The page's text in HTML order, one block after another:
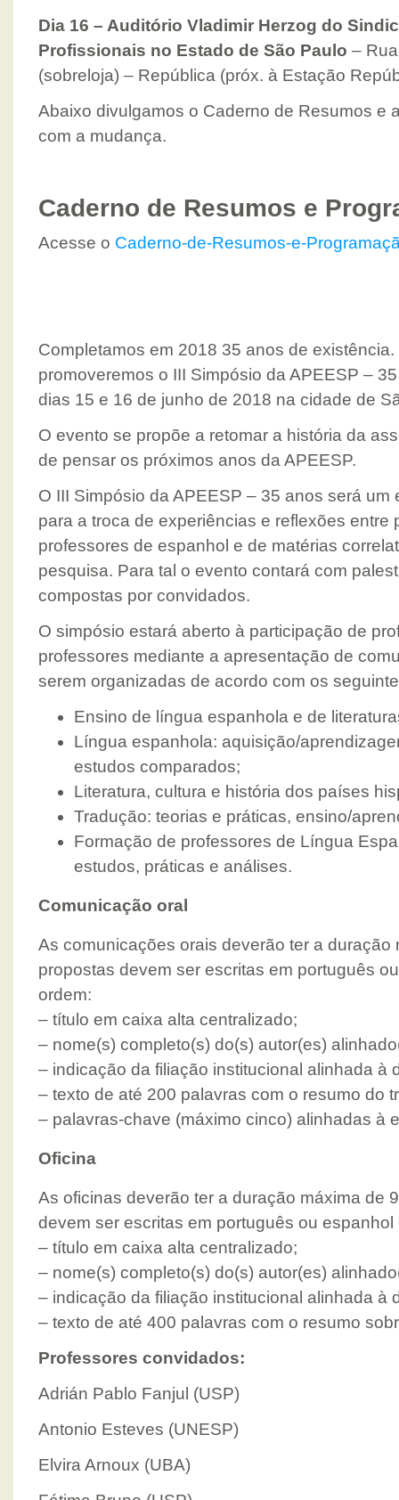
Dia 16 – Auditório Vladimir Herzog do
Profissionais no Estado de São Paulo –
(sobreloja) – República (próx. à Estação
Abaixo divulgamos o Caderno de Resumos e
com a mudança.
Caderno de Resumos e
Acesse o Caderno-de-Resumos-e-
Completamos em 2018 35 anos de
promoveremos o III Simpósio da APEESP –
dias 15 e 16 de junho de 2018 na cidade de
O evento se propõe a retomar a história da
de pensar os próximos anos da APEESP.
O III Simpósio da APEESP – 35 anos será
para a troca de experiências e reflexões entre
professores de espanhol e de matérias
pesquisa. Para tal o evento contará com
compostas por convidados.
O simpósio estará aberto à participação de
professores mediante a apresentação de
serem organizadas de acordo com os
Ensino de língua espanhola e de
Língua espanhola: aquisição/
estudos comparados;
Literatura, cultura e história dos países
Tradução: teorias e práticas, ensino/
Formação de professores de Língua
estudos, práticas e análises.
Comunicação oral
As comunicações orais deverão ter a duração
propostas devem ser escritas em português
ordem:
– título em caixa alta centralizado;
– nome(s) completo(s) do(s) autor(es)
– indicação da filiação institucional alinhada à
– texto de até 200 palavras com o resumo do
– palavras-chave (máximo cinco) alinhadas à
Oficina
As oficinas deverão ter a duração máxima de
devem ser escritas em português ou espanhol
– título em caixa alta centralizado;
– nome(s) completo(s) do(s) autor(es)
– indicação da filiação institucional alinhada à
– texto de até 400 palavras com o resumo
Professores convidados:
Adrián Pablo Fanjul (USP)
Antonio Esteves (UNESP)
Elvira Arnoux (UBA)